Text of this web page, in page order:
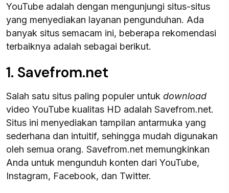
YouTube adalah dengan mengunjungi situs-situs
yang menyediakan layanan pengunduhan. Ada
banyak situs semacam ini, beberapa rekomendasi
terbaiknya adalah sebagai berikut.
1. Savefrom.net
Salah satu situs paling populer untuk download
video YouTube kualitas HD adalah Savefrom.net.
Situs ini menyediakan tampilan antarmuka yang
sederhana dan intuitif, sehingga mudah digunakan
oleh semua orang. Savefrom.net memungkinkan
Anda untuk mengunduh konten dari YouTube,
Instagram, Facebook, dan Twitter.